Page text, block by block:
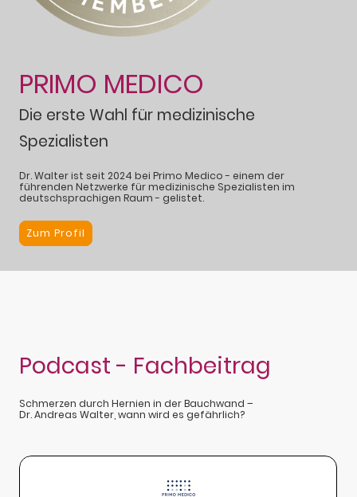
PRIMO MEDICO
Die erste Wahl für medizinische
Spezialisten
Dr. Walter ist seit 2024 bei Primo Medico - einem der
führenden Netzwerke für medizinische Spezialisten im
deutschsprachigen Raum - gelistet.
Zum Profil
Podcast - Fachbeitrag
Schmerzen durch Hernien in der Bauchwand –
Dr. Andreas Walter, wann wird es gefährlich?